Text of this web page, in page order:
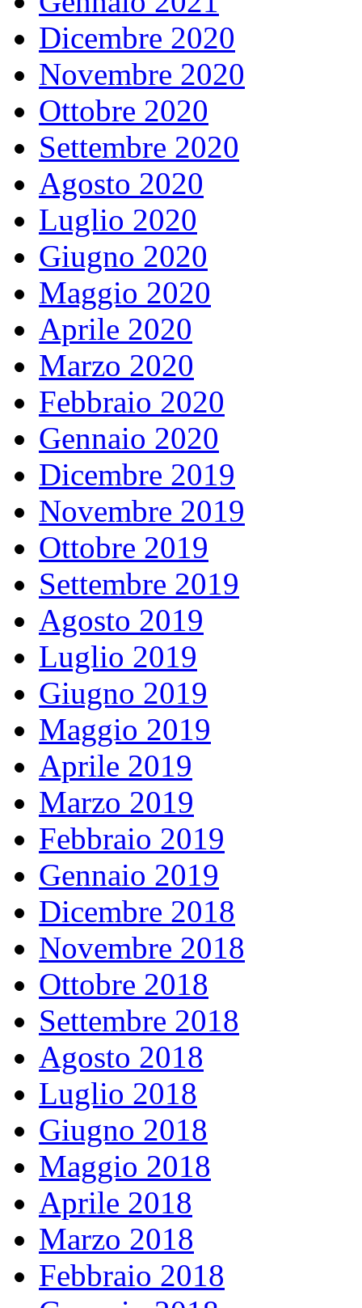
Dicembre 2020
Novembre 2020
Ottobre 2020
Settembre 2020
Agosto 2020
Luglio 2020
Giugno 2020
Maggio 2020
Aprile 2020
Marzo 2020
Febbraio 2020
Gennaio 2020
Dicembre 2019
Novembre 2019
Ottobre 2019
Settembre 2019
Agosto 2019
Luglio 2019
Giugno 2019
Maggio 2019
Aprile 2019
Marzo 2019
Febbraio 2019
Gennaio 2019
Dicembre 2018
Novembre 2018
Ottobre 2018
Settembre 2018
Agosto 2018
Luglio 2018
Giugno 2018
Maggio 2018
Aprile 2018
Marzo 2018
Febbraio 2018